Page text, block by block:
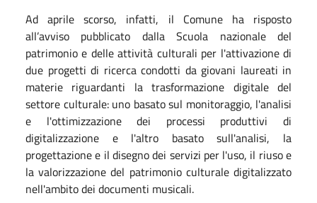
Ad aprile scorso, infatti, il Comune ha risposto
all’avviso pubblicato dalla Scuola nazionale del
patrimonio e delle attività culturali per l'attivazione di
due progetti di ricerca condotti da giovani laureati in
materie riguardanti la trasformazione digitale del
settore culturale: uno basato sul monitoraggio, l'analisi
e l'ottimizzazione dei processi produttivi di
digitalizzazione e l'altro basato sull'analisi, la
progettazione e il disegno dei servizi per l'uso, il riuso e
la valorizzazione del patrimonio culturale digitalizzato
nell'ambito dei documenti musicali.